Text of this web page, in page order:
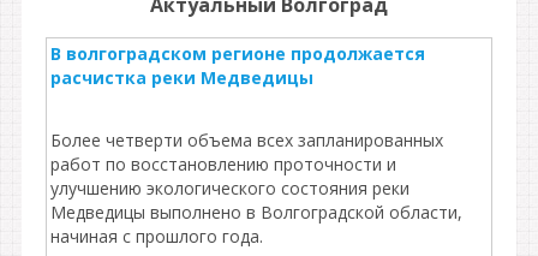
В волгоградском регионе продолжается
расчистка реки Медведицы
Более четверти объема всех запланированных
работ по восстановлению проточности и
улучшению экологического состояния реки
Медведицы выполнено в Волгоградской области,
начиная с прошлого года.